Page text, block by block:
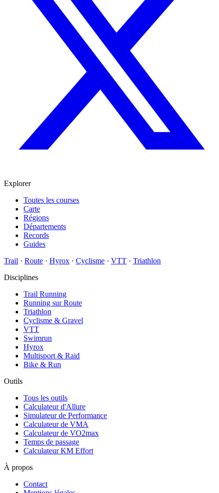
Explorer
Toutes les courses
Carte
Régions
Départements
Records
Guides
Trail · Route · Hyrox · Cyclisme · VTT · Triathlon
Disciplines
Trail Running
Running sur Route
Triathlon
Cyclisme & Gravel
VTT
Swimrun
Hyrox
Multisport & Raid
Bike & Run
Outils
Tous les outils
Calculateur d'Allure
Simulateur de Performance
Calculateur de VMA
Calculateur de VO2max
Temps de passage
Calculateur KM Effort
À propos
Contact